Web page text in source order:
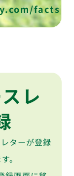
facts)
no.
Study
（FAO),
レ
ターが登録
。